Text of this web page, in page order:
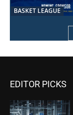
BASKET LEAGUE
EDITOR PICKS